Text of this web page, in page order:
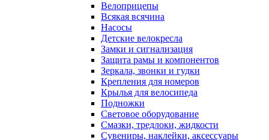
Велоприцепы
Всякая всячина
Насосы
Детские велокресла
Замки и сигнализация
Защита рамы и компонентов
Зеркала, звонки и гудки
Крепления для номеров
Крылья для велосипеда
Подножки
Световое оборудование
Смазки, тредлоки, жидкости
Сувениры, наклейки, аксессуары